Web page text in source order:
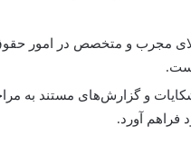
مجرب و متخصص در امور
و گزارش‌های مستند به
آورد.